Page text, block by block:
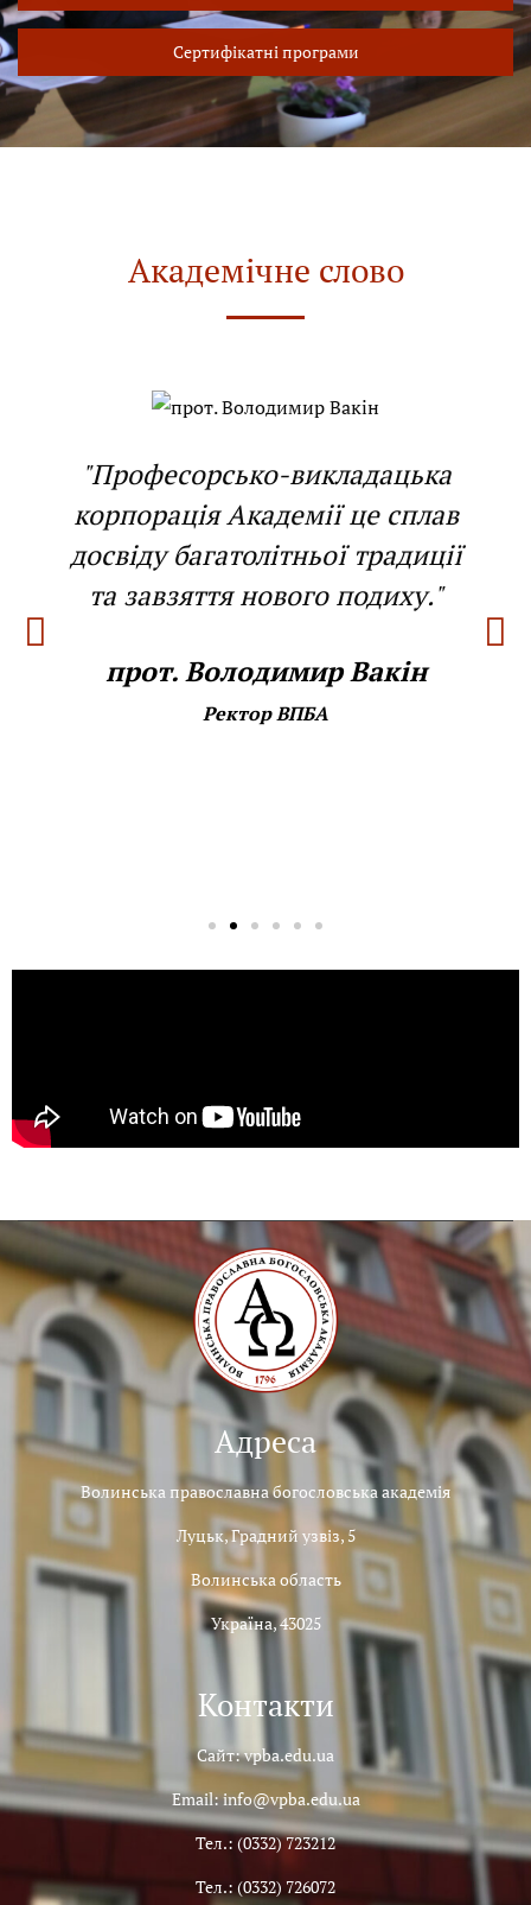
Сертифікатні програми
Академічне слово
"Професорсько-викладацька
корпорація Академії це сплав
досвіду багатолітньої традиції
та завзяття нового подиху."
прот. Володимир Вакін
Ректор ВПБА
Адреса
Волинська православна богословська академія
Луцьк, Градний узвіз, 5
Волинська область
Україна, 43025
Контакти
Сайт: vpba.edu.ua
Email: info@vpba.edu.ua
Тел.: (0332) 723212
Тел.: (0332) 726072